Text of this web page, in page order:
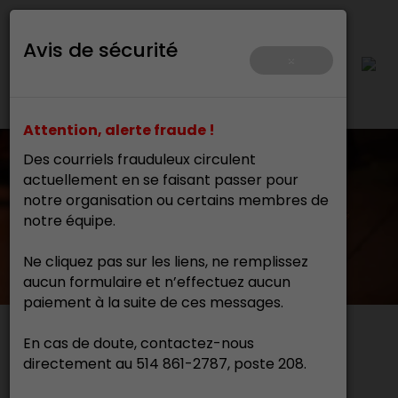
Avis de sécurité
Attention, alerte fraude !
Des courriels frauduleux circulent
actuellement en se faisant passer pour
notre organisation ou certains membres de
notre équipe.
Ne cliquez pas sur les liens, ne remplissez
aucun formulaire et n’effectuez aucun
paiement à la suite de ces messages.
En cas de doute, contactez-nous
directement au 514 861-2787, poste 208.
Actualités